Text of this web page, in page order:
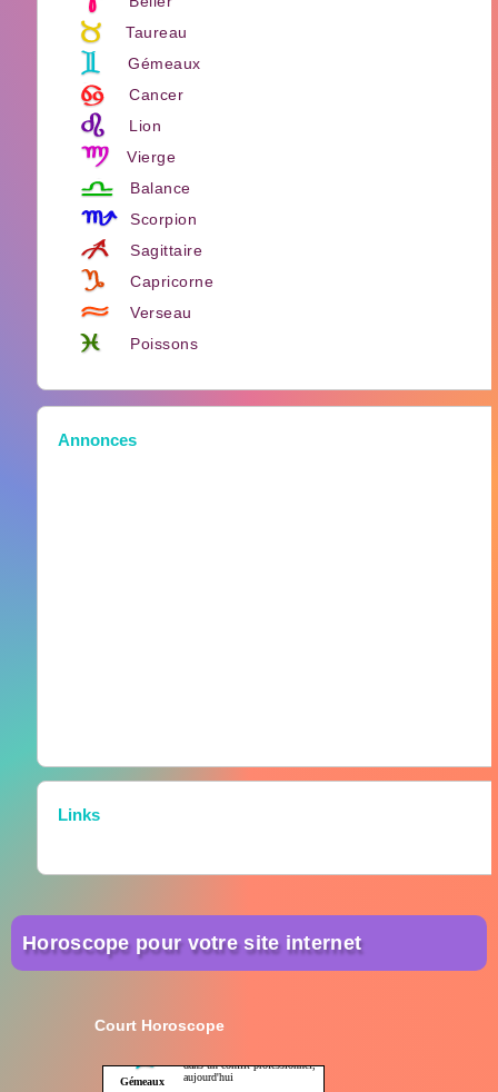
Taureau
Gémeaux
Cancer
Lion
Vierge
Balance
Scorpion
Sagittaire
Capricorne
Verseau
Poissons
Annonces
Links
Horoscope pour votre site internet
Court Horoscope